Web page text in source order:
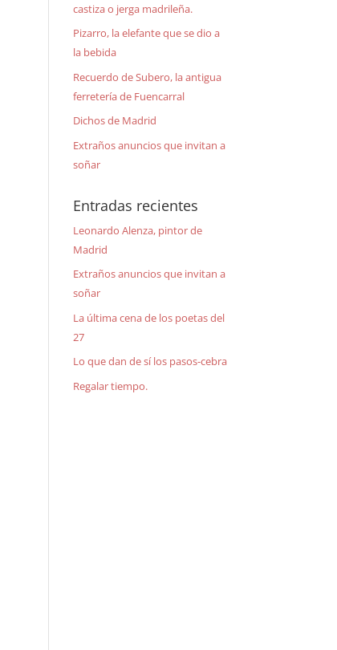
castiza o jerga madrileña.
Pizarro, la elefante que se dio a
la bebida
Recuerdo de Subero, la antigua
ferretería de Fuencarral
Dichos de Madrid
Extraños anuncios que invitan a
soñar
Entradas recientes
Leonardo Alenza, pintor de
Madrid
Extraños anuncios que invitan a
soñar
La última cena de los poetas del
27
Lo que dan de sí los pasos-cebra
Regalar tiempo.